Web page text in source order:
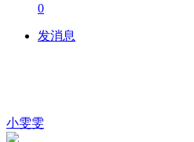
0
发消息
小雯雯